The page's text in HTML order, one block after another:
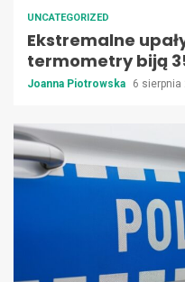
UNCATEGORIZED
Ekstremalne
termometry biją
Joanna Piotrowska 6 sierpnia